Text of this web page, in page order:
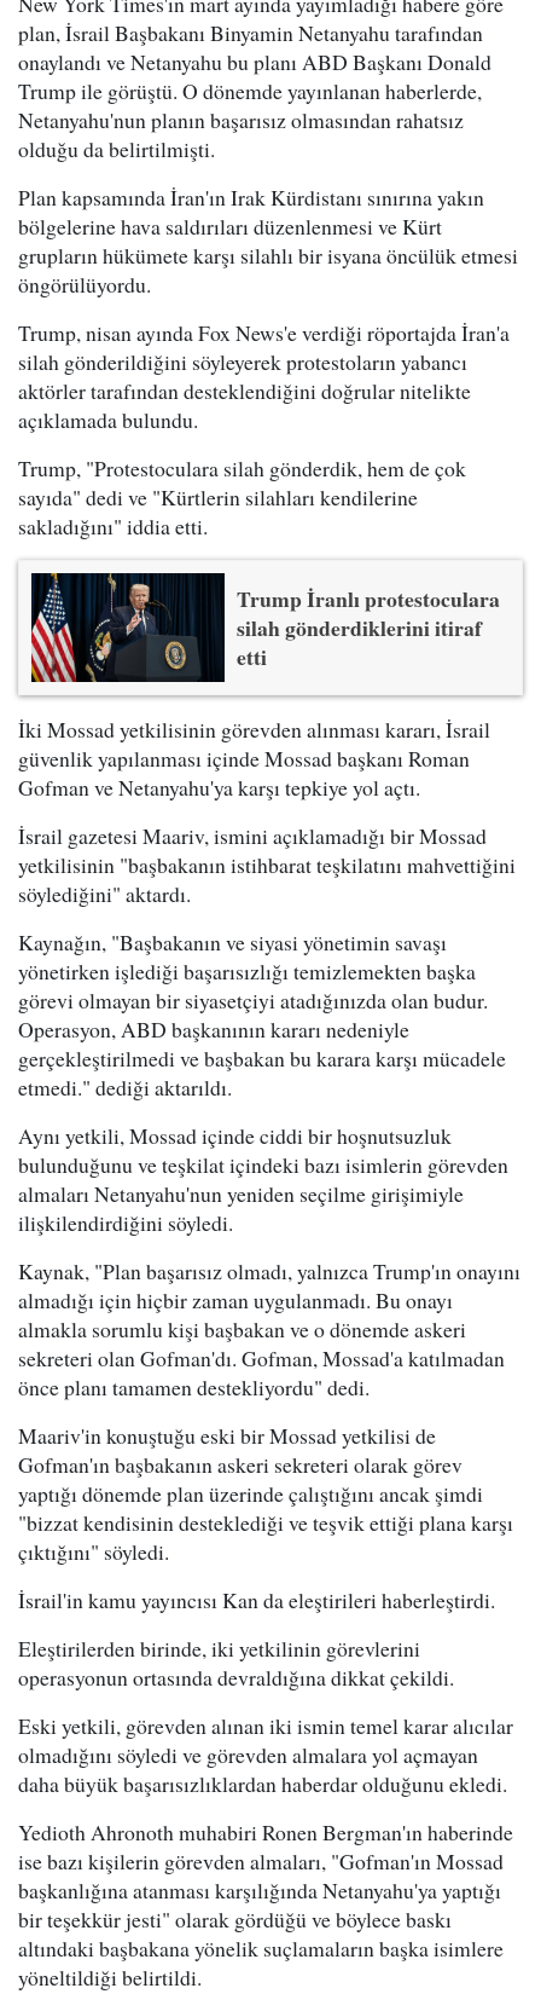
plan, İsrail Başbakanı Binyamin Netanyahu tarafından
onaylandı ve Netanyahu bu planı ABD Başkanı Donald
Trump ile görüştü. O dönemde yayınlanan haberlerde,
Netanyahu'nun planın başarısız olmasından rahatsız
olduğu da belirtilmişti.
Plan kapsamında İran'ın Irak Kürdistanı sınırına yakın
bölgelerine hava saldırıları düzenlenmesi ve Kürt
grupların hükümete karşı silahlı bir isyana öncülük etmesi
öngörülüyordu.
Trump, nisan ayında Fox News'e verdiği röportajda İran'a
silah gönderildiğini söyleyerek protestoların yabancı
aktörler tarafından desteklendiğini doğrular nitelikte
açıklamada bulundu.
Trump, "Protestoculara silah gönderdik, hem de çok
sayıda" dedi ve "Kürtlerin silahları kendilerine
sakladığını" iddia etti.
Trump İranlı protestoculara
silah gönderdiklerini itiraf
etti
İki Mossad yetkilisinin görevden alınması kararı, İsrail
güvenlik yapılanması içinde Mossad başkanı Roman
Gofman ve Netanyahu'ya karşı tepkiye yol açtı.
İsrail gazetesi Maariv, ismini açıklamadığı bir Mossad
yetkilisinin "başbakanın istihbarat teşkilatını mahvettiğini
söylediğini" aktardı.
Kaynağın, "Başbakanın ve siyasi yönetimin savaşı
yönetirken işlediği başarısızlığı temizlemekten başka
görevi olmayan bir siyasetçiyi atadığınızda olan budur.
Operasyon, ABD başkanının kararı nedeniyle
gerçekleştirilmedi ve başbakan bu karara karşı mücadele
etmedi." dediği aktarıldı.
Aynı yetkili, Mossad içinde ciddi bir hoşnutsuzluk
bulunduğunu ve teşkilat içindeki bazı isimlerin görevden
almaları Netanyahu'nun yeniden seçilme girişimiyle
ilişkilendirdiğini söyledi.
Kaynak, "Plan başarısız olmadı, yalnızca Trump'ın onayını
almadığı için hiçbir zaman uygulanmadı. Bu onayı
almakla sorumlu kişi başbakan ve o dönemde askeri
sekreteri olan Gofman'dı. Gofman, Mossad'a katılmadan
önce planı tamamen destekliyordu" dedi.
Maariv'in konuştuğu eski bir Mossad yetkilisi de
Gofman'ın başbakanın askeri sekreteri olarak görev
yaptığı dönemde plan üzerinde çalıştığını ancak şimdi
"bizzat kendisinin desteklediği ve teşvik ettiği plana karşı
çıktığını" söyledi.
İsrail'in kamu yayıncısı Kan da eleştirileri haberleştirdi.
Eleştirilerden birinde, iki yetkilinin görevlerini
operasyonun ortasında devraldığına dikkat çekildi.
Eski yetkili, görevden alınan iki ismin temel karar alıcılar
olmadığını söyledi ve görevden almalara yol açmayan
daha büyük başarısızlıklardan haberdar olduğunu ekledi.
Yedioth Ahronoth muhabiri Ronen Bergman'ın haberinde
ise bazı kişilerin görevden almaları, "Gofman'ın Mossad
başkanlığına atanması karşılığında Netanyahu'ya yaptığı
bir teşekkür jesti" olarak gördüğü ve böylece baskı
altındaki başbakana yönelik suçlamaların başka isimlere
yöneltildiği belirtildi.